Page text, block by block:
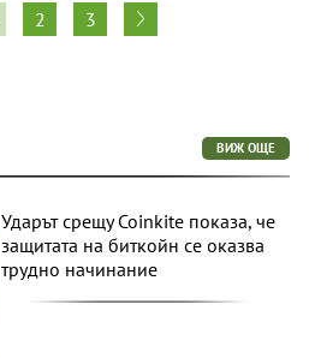
2 3
ВИЖ ОЩЕ
Ударът срещу Coinkite показа, че
защитата на биткойн се оказва
трудно начинание